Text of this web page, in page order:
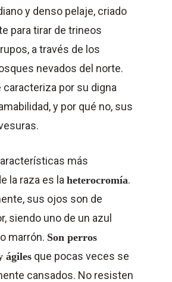
y denso pelaje, criado
para tirar de trineos
a través de los
nevados del norte.
caracteriza por su digna
y por qué no, sus
más
la raza es la heterocromía.
sus ojos son de
siendo uno de un azul
marrón. Son perros
ágiles que pocas veces se
cansados. No resisten